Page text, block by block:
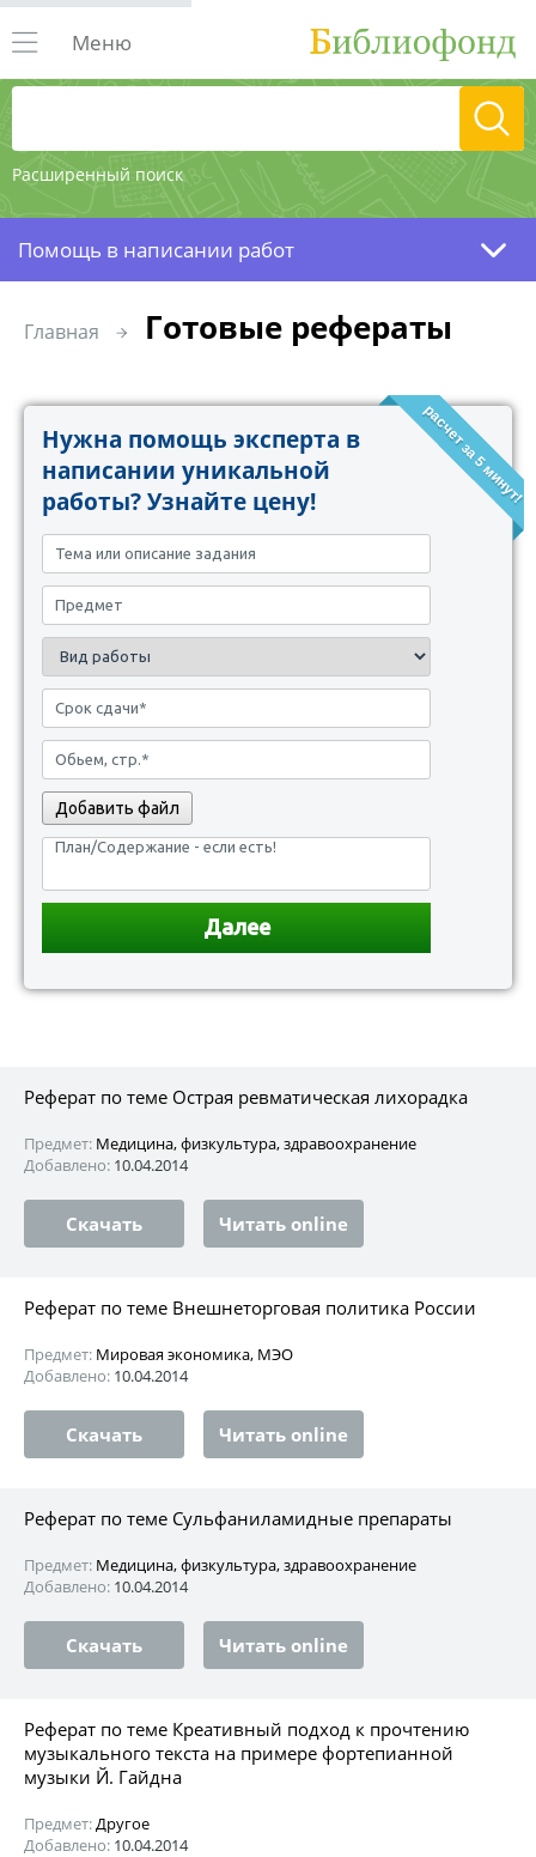
Расширенный поиск
Меню
Помощь в написании работ
Главная Готовые рефераты
расчет за 5 минут!
Нужна помощь эксперта в
написании уникальной
работы? Узнайте цену!
Добавить файл
Реферат по теме Острая ревматическая лихорадка
Предмет: Медицина, физкультура, здравоохранение
Добавлено: 10.04.2014
Скачать Читать online
Реферат по теме Внешнеторговая политика России
Предмет: Мировая экономика, МЭО
Добавлено: 10.04.2014
Скачать Читать online
Реферат по теме Сульфаниламидные препараты
Предмет: Медицина, физкультура, здравоохранение
Добавлено: 10.04.2014
Скачать Читать online
Реферат по теме Креативный подход к прочтению
музыкального текста на примере фортепианной
музыки Й. Гайдна
Предмет:Другое
Добавлено: 10.04.2014